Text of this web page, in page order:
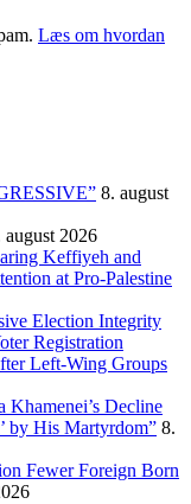
Læs om hvordan
8. august
august 2026
Keffiyeh and
at Pro-Palestine
Election Integrity
Registration
Left-Wing Groups
Khamenei’s Decline
by His Martyrdom” 8.
Fewer Foreign Born